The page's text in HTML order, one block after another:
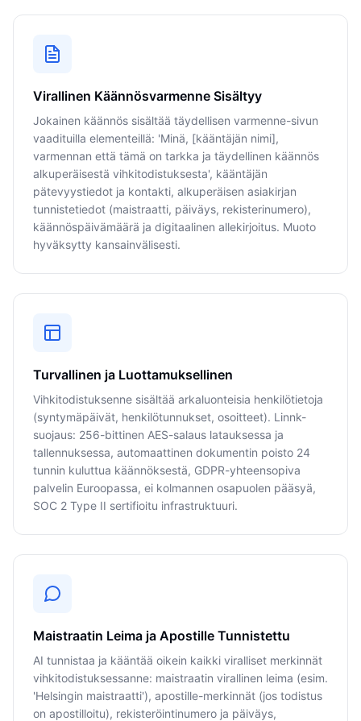
Virallinen Käännösvarmenne Sisältyy
Jokainen käännös sisältää täydellisen varmenne-sivun
vaadituilla elementeillä: 'Minä, [kääntäjän nimi],
varmennan että tämä on tarkka ja täydellinen käännös
alkuperäisestä vihkitodistuksesta', kääntäjän
pätevyystiedot ja kontakti, alkuperäisen asiakirjan
tunnistetiedot (maistraatti, päiväys, rekisterinumero),
käännöspäivämäärä ja digitaalinen allekirjoitus. Muoto
hyväksytty kansainvälisesti.
Turvallinen ja Luottamuksellinen
Vihkitodistuksenne sisältää arkaluonteisia henkilötietoja
(syntymäpäivät, henkilötunnukset, osoitteet). Linnk-
suojaus: 256-bittinen AES-salaus latauksessa ja
tallennuksessa, automaattinen dokumentin poisto 24
tunnin kuluttua käännöksestä, GDPR-yhteensopiva
palvelin Euroopassa, ei kolmannen osapuolen pääsyä,
SOC 2 Type II sertifioitu infrastruktuuri.
Maistraatin Leima ja Apostille Tunnistettu
AI tunnistaa ja kääntää oikein kaikki viralliset merkinnät
vihkitodistuksessanne: maistraatin virallinen leima (esim.
'Helsingin maistraatti'), apostille-merkinnät (jos todistus
on apostilloitu), rekisteröintinumero ja päiväys,